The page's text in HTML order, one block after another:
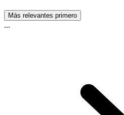
Más relevantes primero
...